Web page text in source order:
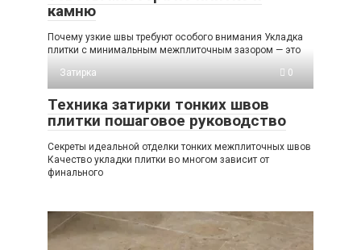
камню
Почему узкие швы требуют особого внимания Укладка
плитки с минимальным межплиточным зазором — это
Затирка
0
Техника затирки тонких швов
плитки пошаговое руководство
Секреты идеальной отделки тонких межплиточных швов
Качество укладки плитки во многом зависит от
финального